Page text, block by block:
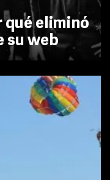
qué eliminó
su web